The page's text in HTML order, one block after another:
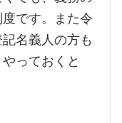
です。また令
名義人の方も
っておくと